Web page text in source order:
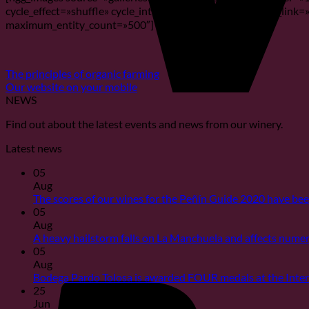
cycle_effect=»shuffle» cycle_interval=»4″
maximum_entity_count=»500″]
The principles of organic farming
Our website on your mobile
NEWS
Find out about the latest events and news from our winery.
Latest news
05
Aug
The scores of our wines for the Peñín Guide 2020 have
05
Aug
A heavy hailstorm falls on La Manchuela and affects
05
Aug
Bodega Pardo Tolosa is awarded FOUR medals at the
25
Jun